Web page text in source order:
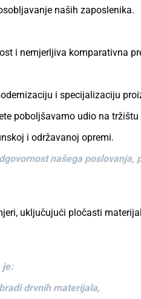
naših zaposlenika.
i nemjerljiva komparativna
i specijalizaciju
poboljšavamo udio na tržištu
i održavanoj opremi.
našega
uključujući pločasti
je:
drvnih materijala,